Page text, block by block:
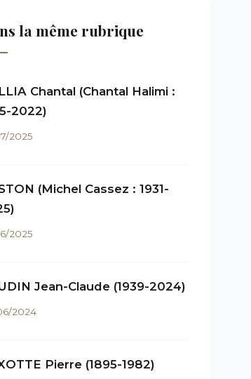
la même rubrique
Chantal (Chantal Halimi :
2022)
2025
(Michel Cassez : 1931-
2025
Jean-Claude (1939-2024)
2024
Pierre (1895-1982)